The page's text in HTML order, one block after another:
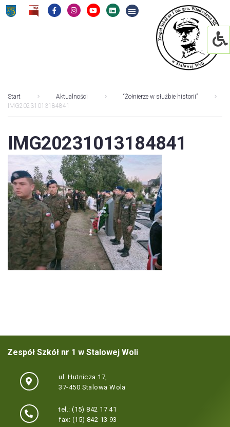
Start Aktualności
“Żołnierze w służbie historii”
IMG20231013184841
IMG20231013184841
Zespół Szkół nr 1 w Stalowej Woli
ul. Hutnicza 17,
37-450 Stalowa Wola
tel.: (15) 842 17 41
fax: (15) 842 13 93